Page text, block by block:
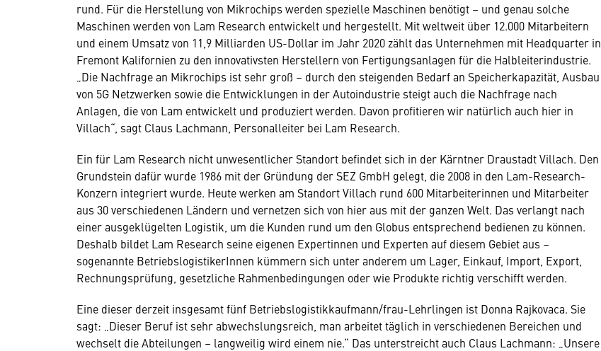
rund. Für die Herstellung von Mikrochips werden spezielle Maschinen benötigt – und genau solche
Maschinen werden von Lam Research entwickelt und hergestellt. Mit weltweit über 12.000 Mitarbeitern
und einem Umsatz von 11,9 Milliarden US-Dollar im Jahr 2020 zählt das Unternehmen mit Headquarter in
Fremont Kalifornien zu den innovativsten Herstellern von Fertigungsanlagen für die Halbleiterindustrie.
„Die Nachfrage an Mikrochips ist sehr groß – durch den steigenden Bedarf an Speicherkapazität, Ausbau
von 5G Netzwerken sowie die Entwicklungen in der Autoindustrie steigt auch die Nachfrage nach
Anlagen, die von Lam entwickelt und produziert werden. Davon profitieren wir natürlich auch hier in
Villach“, sagt Claus Lachmann, Personalleiter bei Lam Research.
Ein für Lam Research nicht unwesentlicher Standort befindet sich in der Kärntner Draustadt Villach. Den
Grundstein dafür wurde 1986 mit der Gründung der SEZ GmbH gelegt, die 2008 in den Lam-Research-
Konzern integriert wurde. Heute werken am Standort Villach rund 600 Mitarbeiterinnen und Mitarbeiter
aus 30 verschiedenen Ländern und vernetzen sich von hier aus mit der ganzen Welt. Das verlangt nach
einer ausgeklügelten Logistik, um die Kunden rund um den Globus entsprechend bedienen zu können.
Deshalb bildet Lam Research seine eigenen Expertinnen und Experten auf diesem Gebiet aus –
sogenannte BetriebslogistikerInnen kümmern sich unter anderem um Lager, Einkauf, Import, Export,
Rechnungsprüfung, gesetzliche Rahmenbedingungen oder wie Produkte richtig verschifft werden.
Eine dieser derzeit insgesamt fünf Betriebslogistikkaufmann/frau-Lehrlingen ist Donna Rajkovaca. Sie
sagt: „Dieser Beruf ist sehr abwechslungsreich, man arbeitet täglich in verschiedenen Bereichen und
wechselt die Abteilungen – langweilig wird einem nie.“ Das unterstreicht auch Claus Lachmann: „Unsere